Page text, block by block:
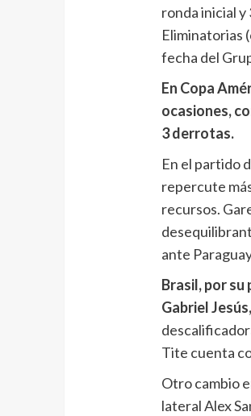
ronda inicial y
Eliminatorias
fecha del
En Copa
ocasiones,
3 derrotas.
En el partido
repercute
recursos.
ante
Brasil, por
Gabriel Jesús,
Tite cuenta
Otro cambio
lateral Alex